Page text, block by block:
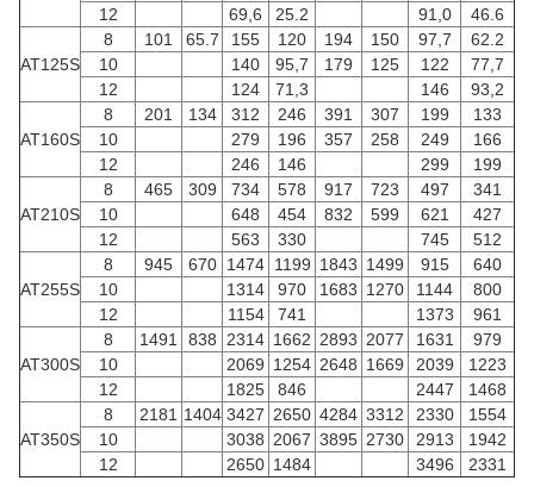
12
69,6 25.2 91,0 46.6
AT125S
8 101 65.7 155 120 194 150 97,7
62.2
10
140 95,7 179 125 122
77,7
12
124 71,3 146 93,2
AT160S
8 201 134 312 246 391 307 199
133
10
279 196 357 258 249
166
12
246 146 299 199
AT210S
8 465 309 734 578 917 723 497
341
10
648 454 832 599 621
427
12
563 330 745 512
AT255S
8 945 670 1474 1199 1843 1499 915
640
10
1314 970 1683 1270 1144
800
12
1154 741 1373 961
AT300S
8 1491 838 2314 1662 2893 2077 1631
979
10
2069 1254 2648 1669 2039
1223
12
1825 846 2447 1468
AT350S
8 2181 1404 3427 2650 4284 3312 2330
1554
10
3038 2067 3895 2730 2913
1942
12
2650 1484 3496 2331